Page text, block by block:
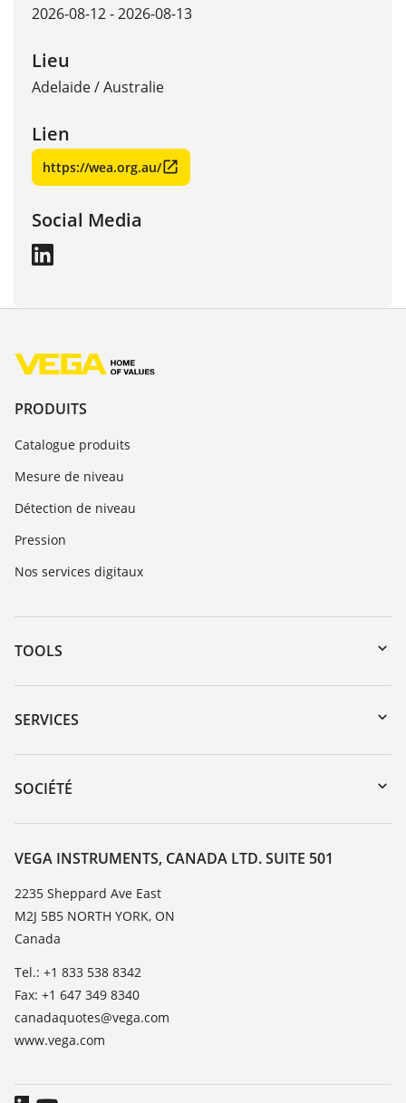
2026-08-12 - 2026-08-13
Lieu
Adelaide/Australie
Lien
https://wea.org.au/
Social Media
PRODUITS
Catalogue produits
Mesure de niveau
Détection de niveau
Pression
Nos services digitaux
TOOLS
Téléchargements
Recherche par numéro de série
DTM Collection/PACTware
SERVICES
Retour d'appareil
Service client
Liste des constantes diélectriques
SOCIÉTÉ
À propos de VEGA
Contact
News
Presse
VEGA INSTRUMENTS, CANADA LTD. SUITE 501
2235 Sheppard Ave East
M2J 5B5 NORTH YORK, ON
Canada
Tel.: +1 833 538 8342
Fax: +1 647 349 8340
canadaquotes@vega.com
www.vega.com